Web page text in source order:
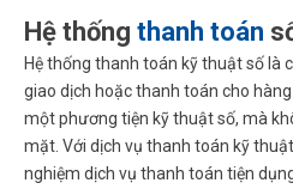
Hệ thống thanh toán
Hệ thống thanh toán kỹ thuật số là
giao dịch hoặc thanh toán cho
một phương tiện kỹ thuật số, mà
mặt. Với dịch vụ thanh toán kỹ
nghiệm dịch vụ thanh toán tiện